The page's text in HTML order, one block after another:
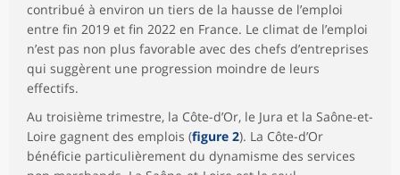
contribué à environ un tiers de la hausse de l’emploi
entre fin 2019 et fin 2022 en France. Le climat de l’emploi
n’est pas non plus favorable avec des chefs d’entreprises
qui suggèrent une progression moindre de leurs
effectifs.
Au troisième trimestre, la Côte-d’Or, le Jura et la Saône-et-
Loire gagnent des emplois (figure 2). La Côte-d’Or
bénéficie particulièrement du dynamisme des services